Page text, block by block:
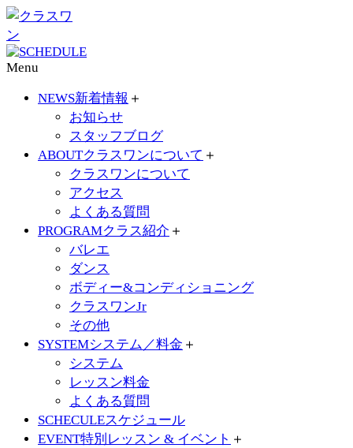
Menu
NEWS新着情報 ＋
お知らせ
スタッフブログ
ABOUTクラスワンについて ＋
クラスワンについて
アクセス
よくある質問
PROGRAMクラス紹介 ＋
バレエ
ダンス
ボディー&コンディショニング
クラスワンJr
その他
SYSTEMシステム／料金 ＋
システム
レッスン料金
よくある質問
SCHECULEスケジュール
EVENT特別レッスン & イベント ＋